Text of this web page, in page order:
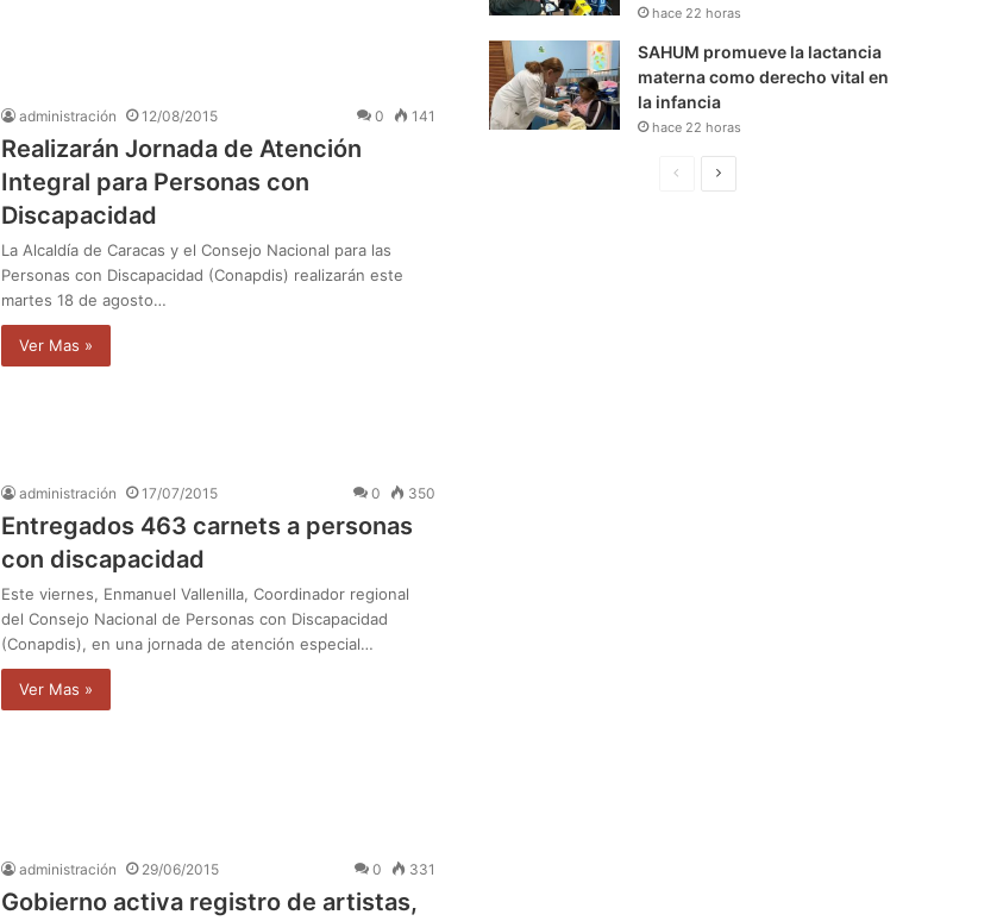
administración 12/08/2015 0 141
Realizarán Jornada de Atención
Integral para Personas con
Discapacidad
La Alcaldía de Caracas y el Consejo Nacional para las
Personas con Discapacidad (Conapdis) realizarán este
martes 18 de agosto…
Ver Mas »
administración 17/07/2015 0 350
Entregados 463 carnets a personas
con discapacidad
Este viernes, Enmanuel Vallenilla, Coordinador regional
del Consejo Nacional de Personas con Discapacidad
(Conapdis), en una jornada de atención especial…
Ver Mas »
administración 29/06/2015 0 331
Gobierno activa registro de artistas,
hace 22 horas
SAHUM promueve la lactancia
materna como derecho vital en
la infancia
hace 22 horas
S